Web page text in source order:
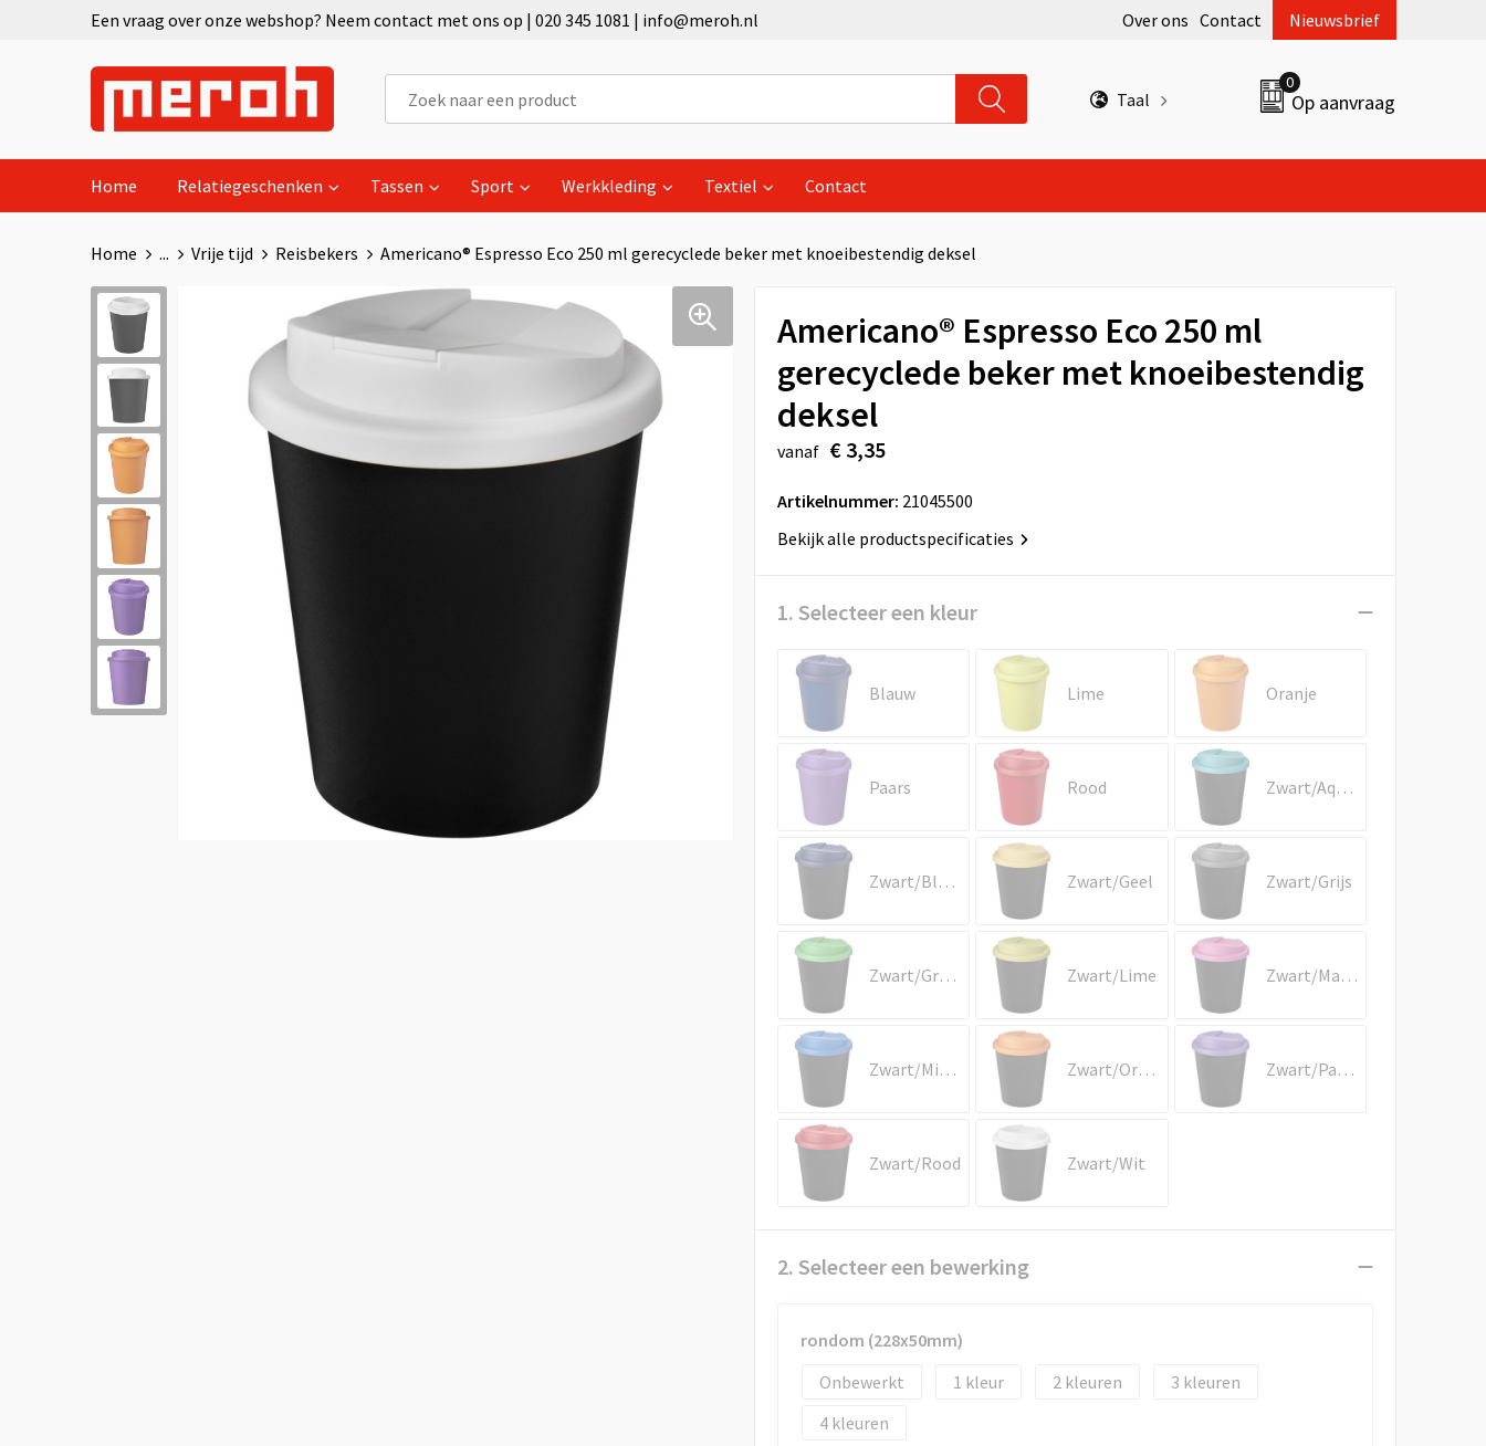
Een vraag over onze webshop? Neem contact met ons op | 020 345 1081 | info@meroh.nl Over ons Contact Nieuwsbrief
Taal
0
Op aanvraag
Home Relatiegeschenken Tassen Sport Werkkleding Textiel Contact
Home ... Vrije tijd Reisbekers Americano® Espresso Eco 250 ml gerecyclede beker met knoeibestendig deksel
Americano® Espresso Eco 250 ml
gerecyclede beker met knoeibestendig
deksel
vanaf € 3,35
Artikelnummer: 21045500
Bekijk alle productspecificaties
1. Selecteer een kleur
Blauw Lime Oranje
Paars Rood Zwart/Aquablauw
Zwart/Blauw Zwart/Geel Zwart/Grijs
Zwart/Groen Zwart/Lime Zwart/Magenta
Zwart/Middenblauw Zwart/Oranje Zwart/Paars
Zwart/Rood Zwart/Wit
2. Selecteer een bewerking
rondom (228x50mm)
Onbewerkt
1 2
3
4